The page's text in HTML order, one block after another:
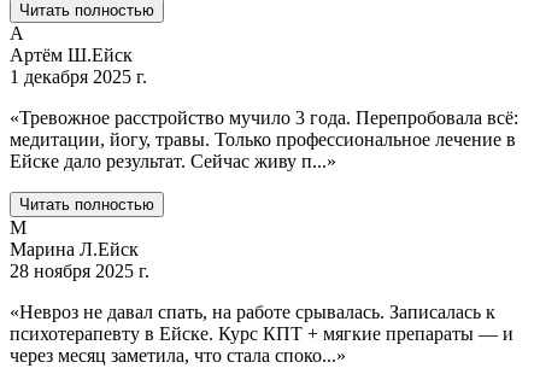
Читать полностью
А
Артём Ш.Ейск
1 декабря 2025 г.
«Тревожное расстройство мучило 3 года. Перепробовала всё:
медитации, йогу, травы. Только профессиональное лечение в
Ейске дало результат. Сейчас живу п...»
Читать полностью
М
Марина Л.Ейск
28 ноября 2025 г.
«Невроз не давал спать, на работе срывалась. Записалась к
психотерапевту в Ейске. Курс КПТ + мягкие препараты — и
через месяц заметила, что стала споко...»